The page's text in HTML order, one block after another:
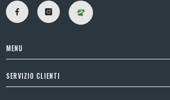
MENU
SERVIZIO CLIENTI